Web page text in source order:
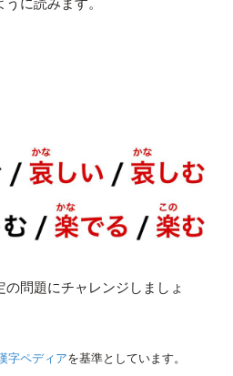
問題にチャレンジしましょ
字ペディアを基準としています。